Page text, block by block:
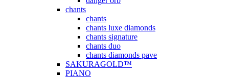
chants
chants
chants luxe diamonds
chants signature
chants duo
chants diamonds pave
SAKURAGOLD™
PIANO